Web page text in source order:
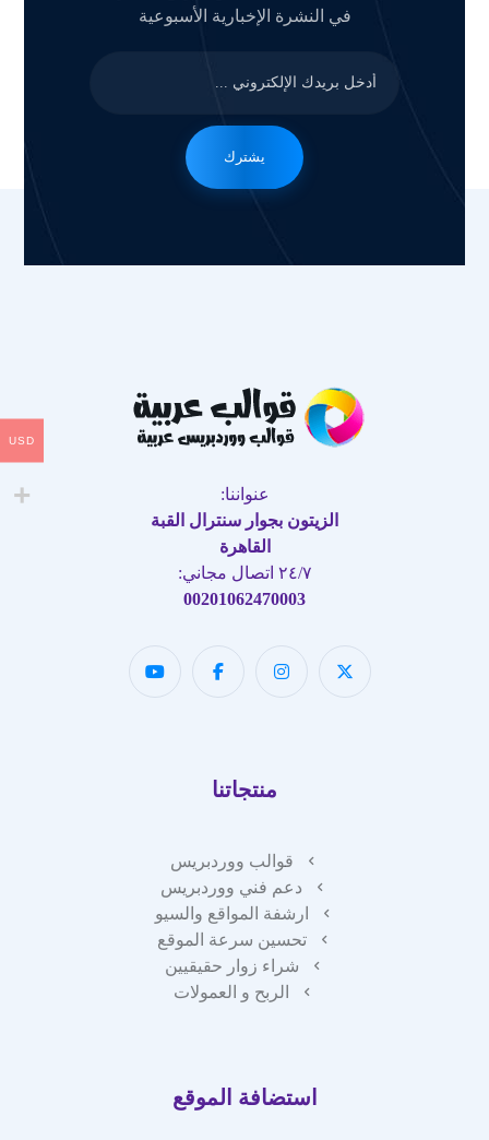
في النشرة الإخبارية الأسبوعية
يشترك
عنواننا:
الزيتون بجوار سنترال القبة
القاهرة
٢٤/٧ اتصال مجاني:
00201062470003
منتجاتنا
قوالب ووردبريس
دعم فني ووردبريس
ارشفة المواقع والسيو
تحسين سرعة الموقع
شراء زوار حقيقيين
الربح و العمولات
استضافة الموقع
USD